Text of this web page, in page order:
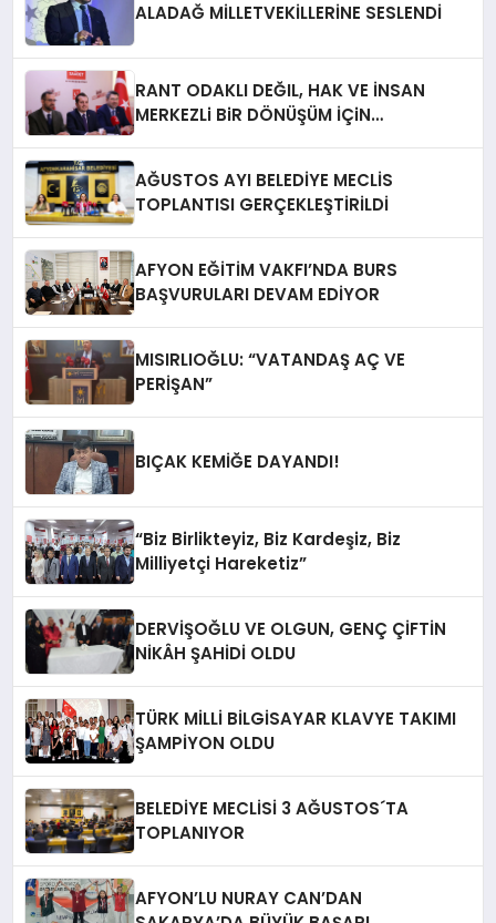
ALADAĞ MİLLETVEKİLLERİNE SESLENDİ
RANT ODAKLI DEĞIL, HAK VE İNSAN
MERKEZLi BiR DÖNÜŞÜM İÇiN
AĞUSTOS AYI BELEDİYE MECLİS
TOPLANTISI GERÇEKLEŞTİRİLDİ
AFYON EĞİTİM VAKFI’NDA BURS
BAŞVURULARI DEVAM EDİYOR
MISIRLIOĞLU: “VATANDAŞ AÇ VE
PERİŞAN”
BIÇAK KEMİĞE DAYANDI!
“Biz Birlikteyiz, Biz Kardeşiz, Biz
Milliyetçi Hareketiz”
DERVİŞOĞLU VE OLGUN, GENÇ ÇİFTİN
NİKÂH ŞAHİDİ OLDU
TÜRK MİLLİ BİLGİSAYAR KLAVYE TAKIMI
ŞAMPİYON OLDU
BELEDİYE MECLİSİ 3 AĞUSTOS´TA
TOPLANIYOR
AFYON’LU NURAY CAN’DAN